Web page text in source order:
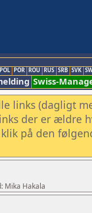
POL POR ROU RUS SRB SVK
Swiss-
links (dagligt
der er ældre
på den
Mika Hakala